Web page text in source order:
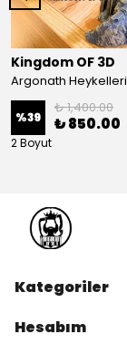
Kingdom OF 3D
%39
₺ 1,400.00
₺ 850.00
2 Boyut
Kategoriler
Hesabım